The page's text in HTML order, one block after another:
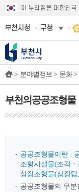
이 누리집은 대한민
부천시청 구청
> 분야별정보 > 문화 >
부천의공공조형물
공공조형물이란 :
조형시설물(조각
상징조형물(상징
공공조형물의 무